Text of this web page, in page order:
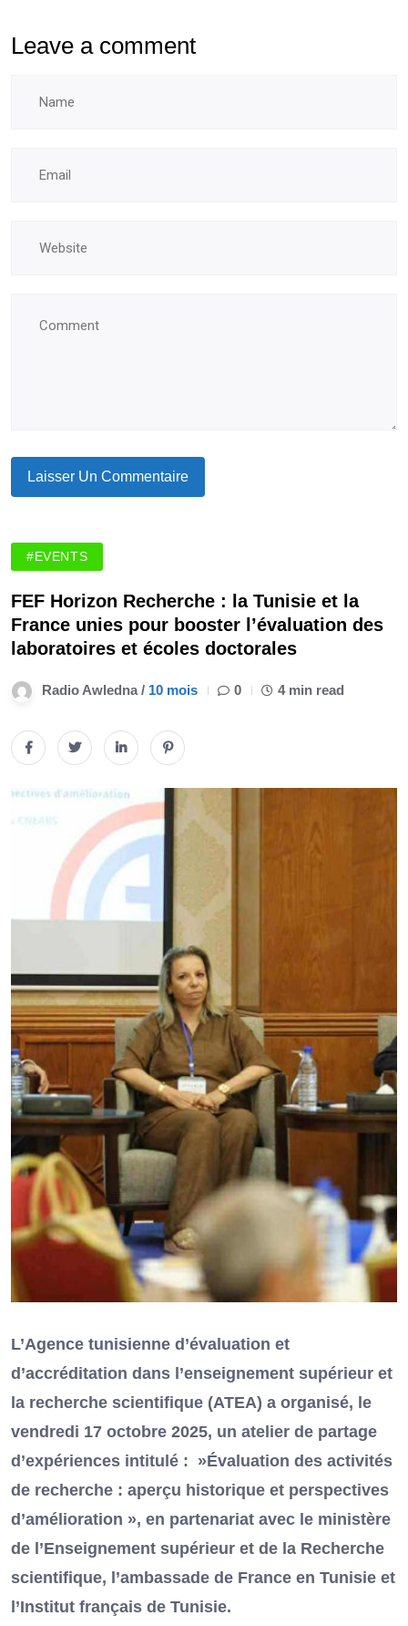
Leave a comment
#EVENTS
FEF Horizon Recherche : la Tunisie et la
France unies pour booster l’évaluation des
laboratoires et écoles doctorales
Radio Awledna / 10 mois 0 4 min read
L’Agence tunisienne d’évaluation et
d’accréditation dans l’enseignement supérieur et
la recherche scientifique (ATEA) a organisé, le
vendredi 17 octobre 2025, un atelier de partage
d’expériences intitulé : »Évaluation des activités
de recherche : aperçu historique et perspectives
d’amélioration », en partenariat avec le ministère
de l’Enseignement supérieur et de la Recherche
scientifique, l’ambassade de France en Tunisie et
l’Institut français de Tunisie.